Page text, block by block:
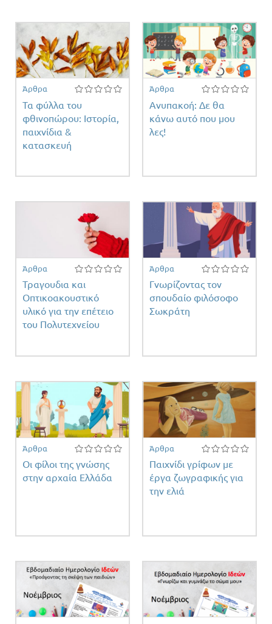
Άρθρα
Τα φύλλα του
φθινοπώρου: Ιστορία,
παιχνίδια &
κατασκευή
Άρθρα
Ανυπακοή: Δε θα
κάνω αυτό που μου
λες!
Άρθρα
Τραγουδια και
Οπτικοακουστικό
υλικό για την επέτειο
του Πολυτεχνείου
Άρθρα
Γνωρίζοντας τον
σπουδαίο φιλόσοφο
Σωκράτη
Άρθρα
Οι φίλοι της γνώσης
στην αρχαία Ελλάδα
Άρθρα
Παιχνίδι γρίφων με
έργα ζωγραφικής για
την ελιά